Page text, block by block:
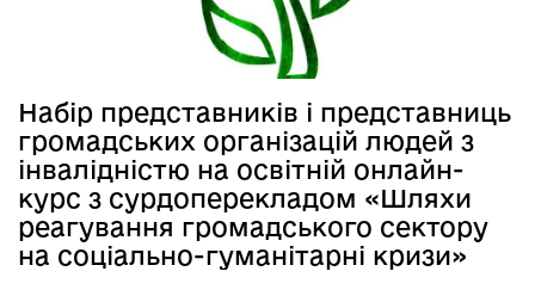
Набір представників і представниць
громадських організацій людей з
інвалідністю на освітній онлайн-
курс з сурдоперекладом «Шляхи
реагування громадського сектору
на соціально-гуманітарні кризи»